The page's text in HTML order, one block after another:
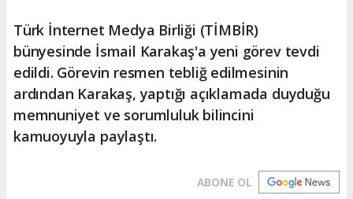
Türk İnternet Medya Birliği (TİMBİR)
bünyesinde İsmail Karakaş'a yeni görev tevdi
edildi. Görevin resmen tebliğ edilmesinin
ardından Karakaş, yaptığı açıklamada duyduğu
memnuniyet ve sorumluluk bilincini
kamuoyuyla paylaştı.
ABONE OL